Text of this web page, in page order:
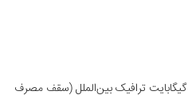
سقف مصرف منصفانه کل دوره: ۴۲۰۰ گیگابایت ترافیک بین‌الملل (سقف مصرف